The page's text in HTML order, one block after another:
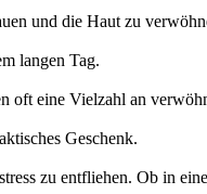
und die Haut zu
langen Tag.
oft eine Vielzahl an
Geschenk.
zu entfliehen. Ob in